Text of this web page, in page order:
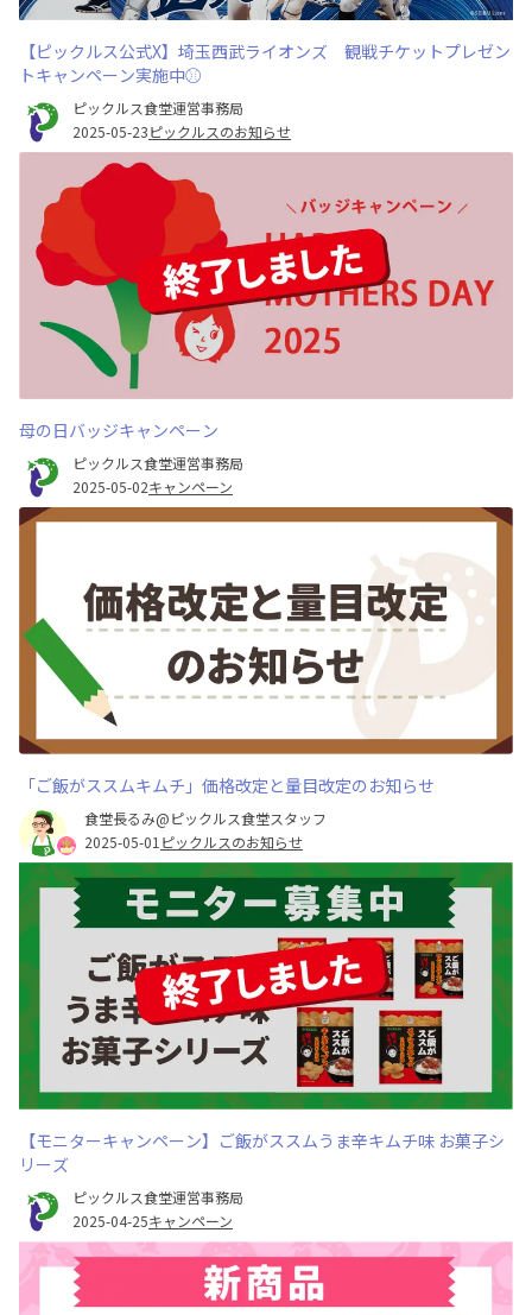
【ピックルス公式X】埼玉西武ライオンズ 観戦チケットプレゼン
トキャンペーン実施中⚾
ピックルス食堂運営事務局
2025-05-23ピックルスのお知らせ
母の日バッジキャンペーン
ピックルス食堂運営事務局
2025-05-02キャンペーン
「ご飯がススムキムチ」価格改定と量目改定のお知らせ
食堂長るみ@ピックルス食堂スタッフ
2025-05-01 ピックルスのお知らせ
【モニターキャンペーン】ご飯がススムうま辛キムチ味 お菓子シ
リーズ
ピックルス食堂運営事務局
2025-04-25キャンペーン